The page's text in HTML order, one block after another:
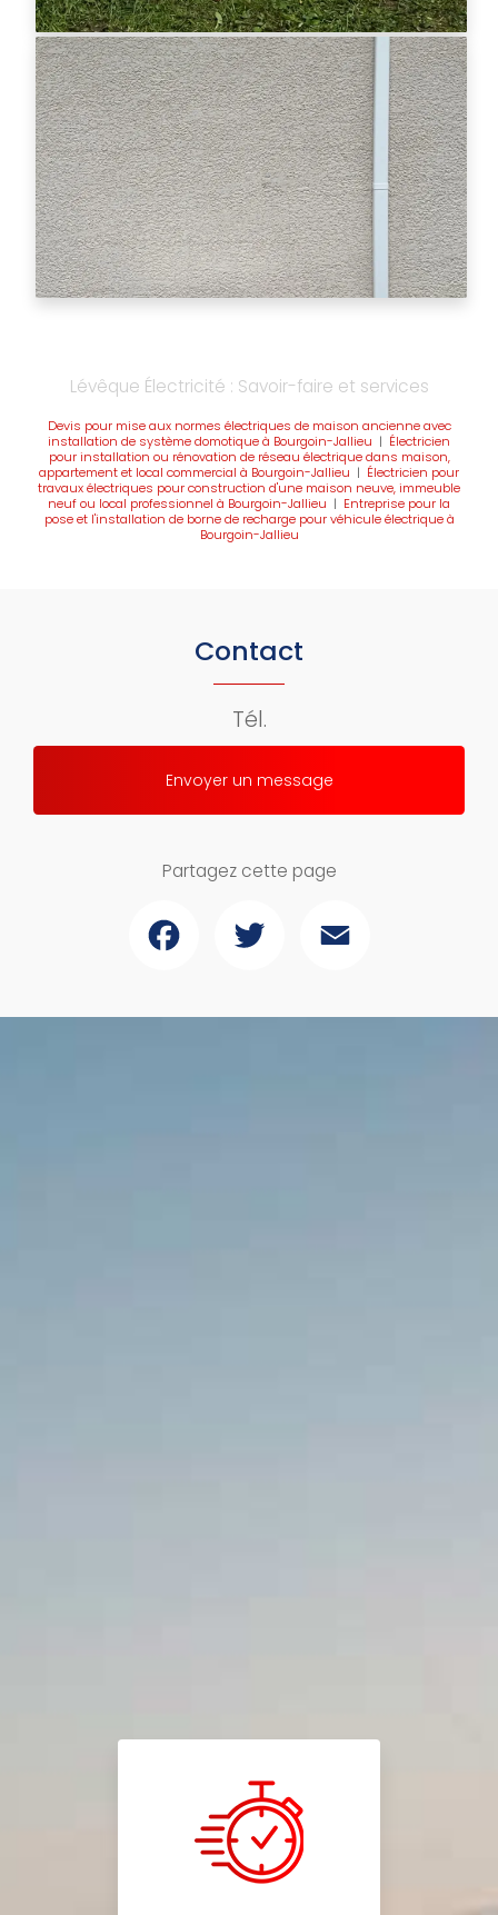
Lévêque Électricité : Savoir-faire et services
Devis pour mise aux normes électriques de maison ancienne avec
installation de système domotique à Bourgoin-Jallieu | Électricien
pour installation ou rénovation de réseau électrique dans maison,
appartement et local commercial à Bourgoin-Jallieu | Électricien pour
travaux électriques pour construction d'une maison neuve, immeuble
neuf ou local professionnel à Bourgoin-Jallieu | Entreprise pour la
pose et l'installation de borne de recharge pour véhicule électrique à
Bourgoin-Jallieu
Contact
Tél.
Envoyer un message
Partagez cette page